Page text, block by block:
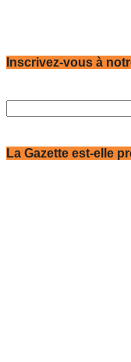
Inscrivez-vous à
La Gazette est-elle